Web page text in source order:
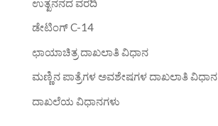
ಉತ್ಖನನದ ವರದಿ
ಡೇಟಿಂಗ್ C-14
ಛಾಯಾಚಿತ್ರ ದಾಖಲಾತಿ ವಿಧಾನ
ಮಣ್ಣಿನ ಪಾತ್ರೆಗಳ ಅವಶೇಷಗಳ ದಾಖಲಾತಿ ವಿಧಾನ
ದಾಖಲೆಯ ವಿಧಾನಗಳು